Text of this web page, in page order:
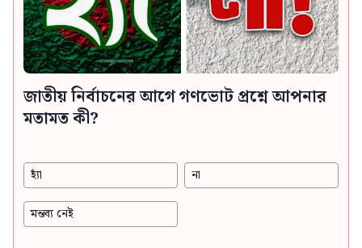
জাতীয় নির্বাচনের আগে গণভোট প্রশ্নে আপনার
মতামত কী?
হ্যাঁ না
মন্তব্য নেই